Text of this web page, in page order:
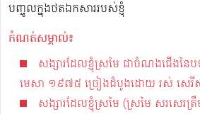
បញ្ចូលក្នុងថតឯកសាររបស់ខ្ញុំ
កំណត់សម្គាល់៖
សង្សារដែលខ្ញុំស្រមៃ ជាចំណងជើងនៃ
មេសា ១៩៧៥ ច្រៀងដំបូងដោយ រស់ សេរីសុ
សង្សារដែលខ្ញុំស្រមៃ (ស្រមៃ សរសេរ​ត្រឹម